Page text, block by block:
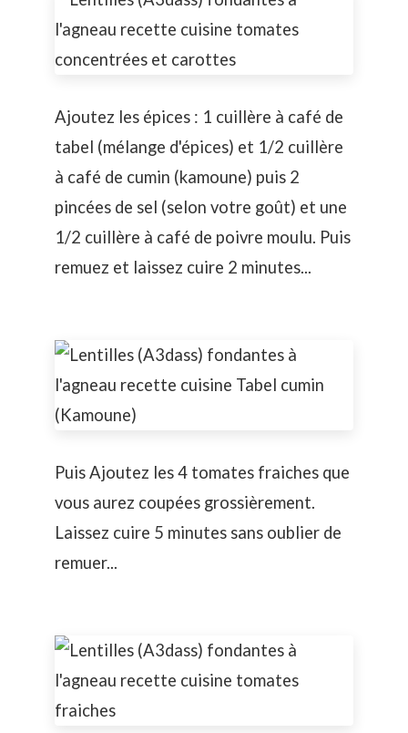
Ajoutez les épices : 1 cuillère à café de
tabel (mélange d'épices) et 1/2 cuillère
à café de cumin (kamoune) puis 2
pincées de sel (selon votre goût) et une
1/2 cuillère à café de poivre moulu. Puis
remuez et laissez cuire 2 minutes...
Puis Ajoutez les 4 tomates fraiches que
vous aurez coupées grossièrement.
Laissez cuire 5 minutes sans oublier de
remuer...